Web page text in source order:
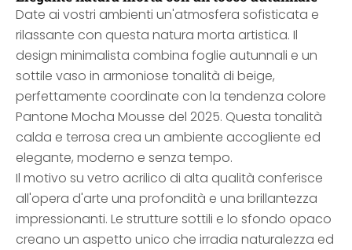
Date ai vostri ambienti un'atmosfera sofisticata e
rilassante con questa natura morta artistica. Il
design minimalista combina foglie autunnali e un
sottile vaso in armoniose tonalità di beige,
perfettamente coordinate con la tendenza colore
Pantone Mocha Mousse del 2025. Questa tonalità
calda e terrosa crea un ambiente accogliente ed
elegante, moderno e senza tempo.
Il motivo su vetro acrilico di alta qualità conferisce
all'opera d'arte una profondità e una brillantezza
impressionanti. Le strutture sottili e lo sfondo opaco
creano un aspetto unico che irradia naturalezza ed